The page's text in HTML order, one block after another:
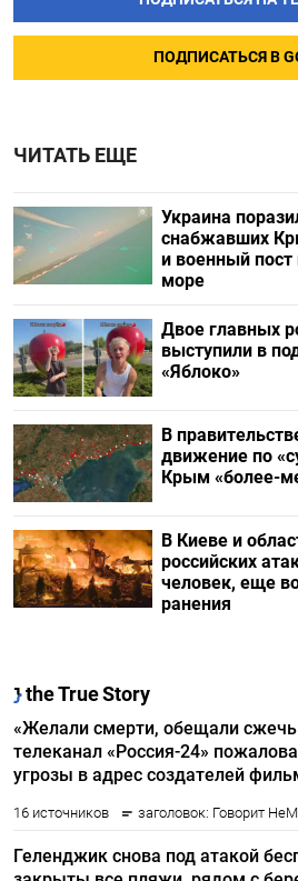
ПОДПИСАТЬСЯ В
ЧИТАТЬ ЕЩЕ
Украина
снабжавших
и военный
море
Двое главных
выступили в
«Яблоко»
В
движение по
Крым «более-
В Киеве и
российских
человек, еще
ранения